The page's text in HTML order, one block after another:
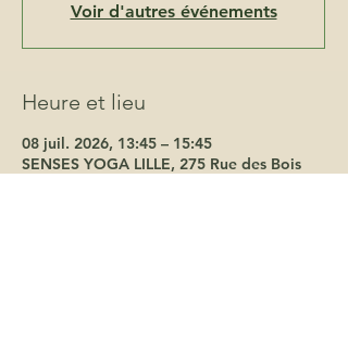
Voir d'autres événements
Heure et lieu
08 juil. 2026, 13:45 – 15:45
SENSES YOGA LILLE, 275 Rue des Bois